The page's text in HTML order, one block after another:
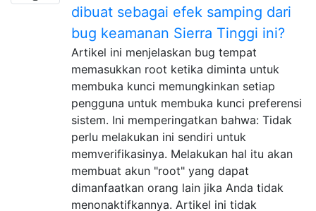
dibuat sebagai efek samping dari
bug keamanan Sierra Tinggi ini?
Artikel ini menjelaskan bug tempat
memasukkan root ketika diminta untuk
membuka kunci memungkinkan setiap
pengguna untuk membuka kunci preferensi
sistem. Ini memperingatkan bahwa: Tidak
perlu melakukan ini sendiri untuk
memverifikasinya. Melakukan hal itu akan
membuat akun "root" yang dapat
dimanfaatkan orang lain jika Anda tidak
menonaktifkannya. Artikel ini tidak